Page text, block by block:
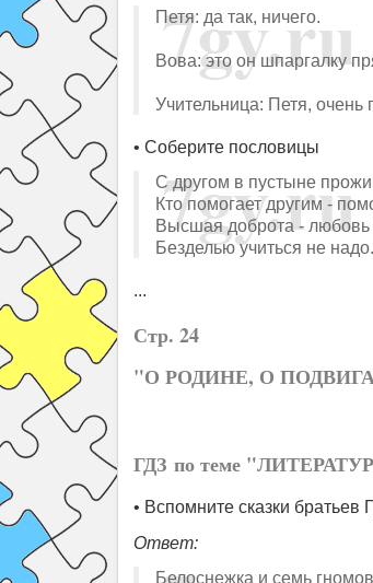
Петя: да так, ничего.
Вова: это он шпаргалку
Учительница: Петя,
• Соберите пословицы
С другом в пустыне
Кто помогает другим -
Высшая доброта -
Безделью учиться не надо.
...
Стр. 24
"О РОДИНЕ, О
ГДЗ по теме
• Вспомните сказки
Ответ:
Белоснежка и семь